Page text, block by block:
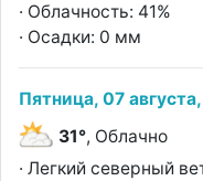
· Облачность: 41%
· Осадки: 0 мм
Пятница, 07
31°, Облачно
· Легкий северный